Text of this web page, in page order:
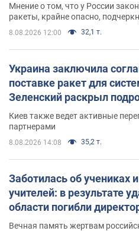
Мнение о том, что у России
ракеты, крайне опасно,
8.08.2026 12:00 32,1 т.
Украина заключила
поставке ракет для
Зеленский раскрыл
Киев также ведет активные
партнерами
8.08.2026 14:08 35,2 т.
Заботилась об учениках
учителей: в результате
области погибли
муж и внук
Вечная память жертвам